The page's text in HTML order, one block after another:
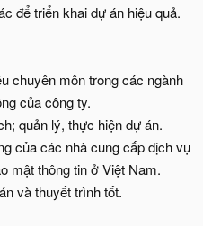
để triển khai dự án hiệu quả.
chuyên môn trong các ngành
của công ty.
quản lý, thực hiện dự án.
của các nhà cung cấp dịch vụ
mật thông tin ở Việt Nam.
và thuyết trình tốt.